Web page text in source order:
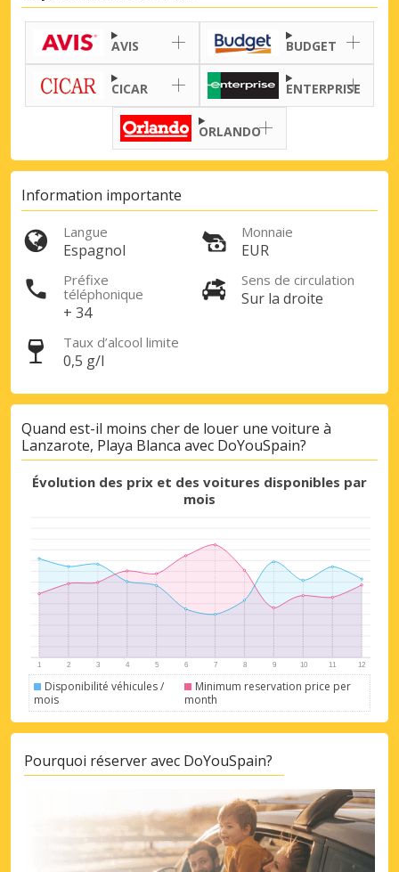
AVIS BUDGET
CICAR ENTERPRISE
ORLANDO
Information importante
Langue
Espagnol
Monnaie
EUR
Préfixe
téléphonique
+ 34
Sens de circulation
Sur la droite
Taux d’alcool limite
0,5 g/l
Quand est-il moins cher de louer une voiture à
Lanzarote, Playa Blanca avec DoYouSpain?
Évolution des prix et des voitures disponibles par
mois
Disponibilité véhicules /
mois
Minimum reservation price per
month
Pourquoi réserver avec DoYouSpain?
Promotions spéciales
seul endroit
Se connecter avec eLink